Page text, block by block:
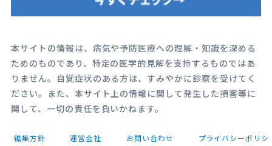
本サイトの情報は、病気や予防医療への理解・知識を深める
ためのものであり、特定の医学的見解を支持するものではあ
りません。自覚症状のある方は、すみやかに診察を受けてく
ださい。また、本サイト上の情報に関して発生した損害等に
関して、一切の責任を負いかねます。
編集方針 運営会社 お問い合わせ プライバシーポリシ